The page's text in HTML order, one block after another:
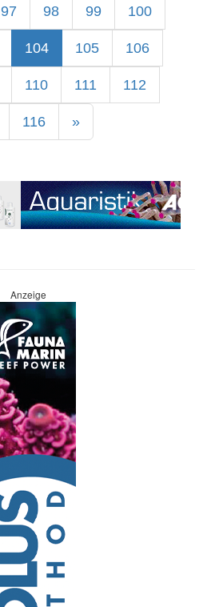
97 98 99 100
104 105 106
110 111 112
116 »
Anzeige